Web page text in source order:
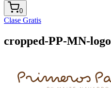
0
Clase Gratis
cropped-PP-MN-